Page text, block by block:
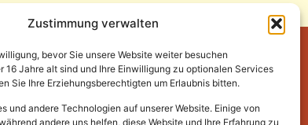
Zustimmung verwalten
bevor Sie unsere Website weiter besuchen
16 Jahre alt sind und Ihre Einwilligung zu optionalen Services
Sie Ihre Erziehungsberechtigten um Erlaubnis bitten.
und andere Technologien auf unserer Website. Einige von
andere uns helfen, diese Website und Ihre Erfahrung zu